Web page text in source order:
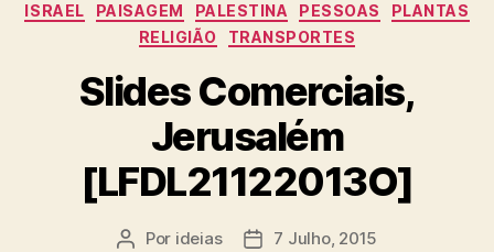
ISRAEL
PAISAGEM PALESTINA PESSOAS
PLANTAS
RELIGIÃO
TRANSPORTES
Slides Comerciais,
Jerusalém
[LFDL21122013O]
Autor
Por ideias
Data7 Julho, 2015